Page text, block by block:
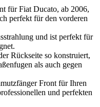
für Fiat Ducato, ab 2006,
perfekt für den vorderen
und ist perfekt für
Rückseite so konstruiert,
als auch gegen
Front für Ihren
und perfekten